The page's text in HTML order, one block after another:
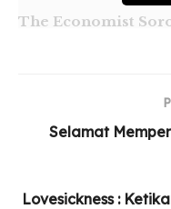
The Economist
Selamat
Lovesickness :